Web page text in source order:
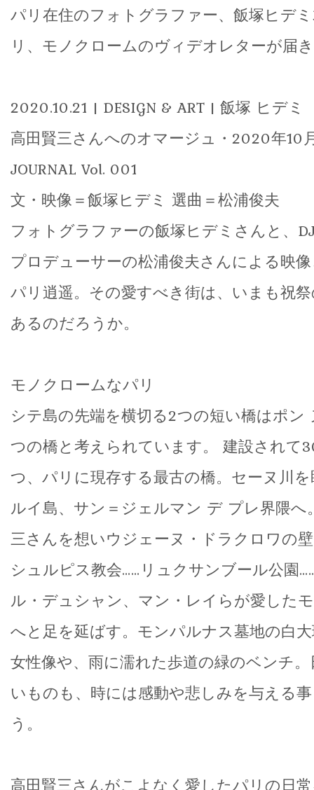
パリ在住のフォトグラファー、飯塚ヒデ
リ、モノクロームのヴィデオレターが届
2020.10.21 | DESIGN & ART | 飯塚 ヒデミ
高田賢三さんへのオマージュ・2020年10
JOURNAL Vol. 001
文・映像＝飯塚ヒデミ 選曲＝松浦俊夫
フォトグラファーの飯塚ヒデミさんと、
プロデューサーの松浦俊夫さんによる映
パリ逍遥。その愛すべき街は、いまも祝
あるのだろうか。
モノクロームなパリ
シテ島の先端を横切る2つの短い橋はポン
つの橋と考えられています。 建設されて
つ、パリに現存する最古の橋。セーヌ川
ルイ島、サン＝ジェルマン デ プレ界隈へ
三さんを想いウジェーヌ・ドラクロワの
シュルピス教会……リュクサンブール公園
ル・デュシャン、マン・レイらが愛した
へと足を延ばす。モンパルナス墓地の白
女性像や、雨に濡れた歩道の緑のベンチ
いものも、時には感動や悲しみを与える
う。
高田賢三さんがこよなく愛したパリの日